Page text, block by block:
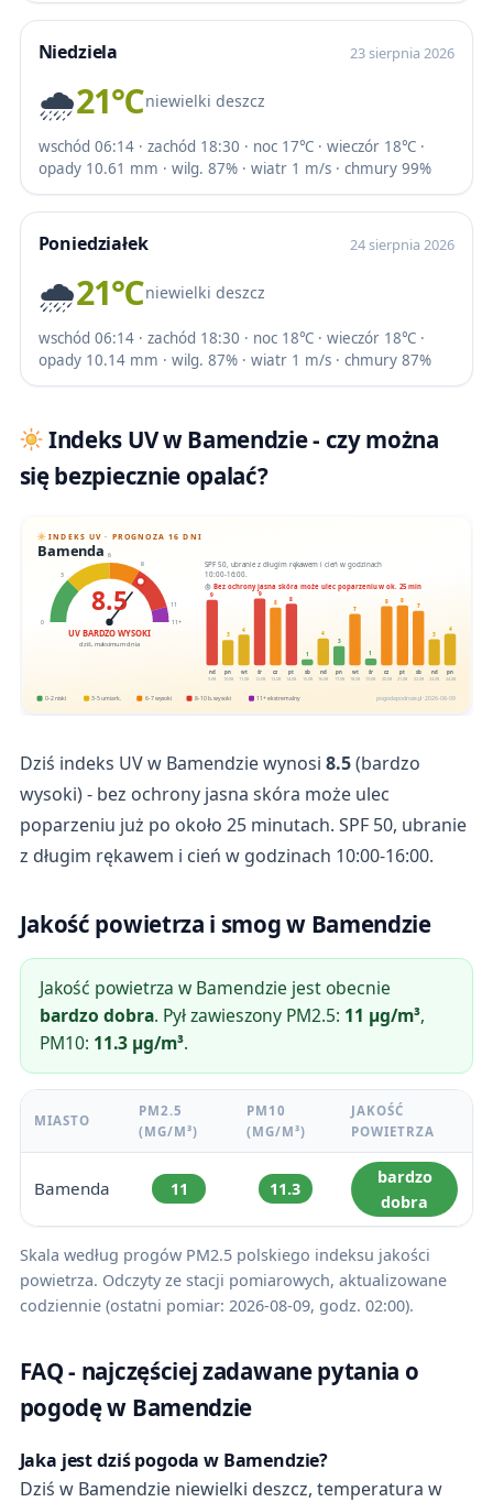
Niedziela 23 sierpnia 2026
🌧️21℃niewielki deszcz
wschód 06:14 · zachód 18:30 · noc 17℃ · wieczór 18℃ ·
opady 10.61 mm · wilg. 87% · wiatr 1 m/s · chmury 99%
Poniedziałek 24 sierpnia 2026
🌧️21℃niewielki deszcz
wschód 06:14 · zachód 18:30 · noc 18℃ · wieczór 18℃ ·
opady 10.14 mm · wilg. 87% · wiatr 1 m/s · chmury 87%
Indeks UV w Bamendzie - czy można
się bezpiecznie opalać?
INDEKS UV · PROGNOZA 16 DNI
Bamenda
0
3
6
8
11
11+
8.5
UV BARDZO WYSOKI
dziś, maksimum dnia
SPF 50, ubranie z długim rękawem i cień w godzinach
10:00-16:00.
Bez ochrony jasna skóra może ulec poparzeniu w ok. 25 min
9
nd
9.08
3
pn
10.08
4
wt
11.08
9
śr
12.08
8
cz
13.08
8
pt
14.08
1
sb
15.08
4
nd
16.08
3
pn
17.08
7
wt
18.08
1
śr
19.08
8
cz
20.08
8
pt
21.08
7
sb
22.08
3
nd
23.08
4
pn
24.08
0-2 niski 3-5 umiark. 6-7 wysoki 8-10 b. wysoki 11+ ekstremalny pogodapodroze.pl · 2026-08-09
Dziś indeks UV w Bamendzie wynosi 8.5(bardzo
wysoki) - bez ochrony jasna skóra może ulec
poparzeniu już po około 25 minutach. SPF 50, ubranie
z długim rękawem i cień w godzinach 10:00-16:00.
Jakość powietrza i smog w Bamendzie
Jakość powietrza w Bamendzie jest obecnie
bardzo dobra. Pył zawieszony PM2.5: 11 µg/m³,
PM10: 11.3 µg/m³.
MIASTO
PM2.5
(ΜG/M³)
PM10
(ΜG/M³)
JAKOŚĆ
POWIETRZA
Bamenda 11 11.3
bardzo
dobra
Skala według progów PM2.5 polskiego indeksu jakości
powietrza. Odczyty ze stacji pomiarowych, aktualizowane
codziennie (ostatni pomiar: 2026-08-09, godz. 02:00).
FAQ - najczęściej zadawane pytania o
pogodę w Bamendzie
Jaka jest dziś pogoda w Bamendzie?
Dziś w Bamendzie niewielki deszcz, temperatura w